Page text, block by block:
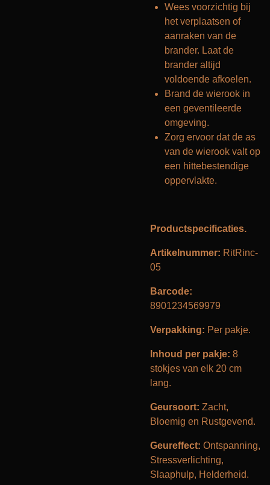
Wees voorzichtig bij
het verplaatsen of
aanraken van de
brander. Laat de
brander altijd
voldoende afkoelen.
Brand de wierook in
een geventileerde
omgeving.
Zorg ervoor dat de as
van de wierook valt op
een hittebestendige
oppervlakte.
Productspecificaties.
Artikelnummer: RitRinc-
05
Barcode:
8901234569979
Verpakking: Per pakje.
Inhoud per pakje: 8
stokjes van elk 20 cm
lang.
Geursoort: Zacht,
Bloemig en Rustgevend.
Geureffect: Ontspanning,
Stressverlichting,
Slaaphulp, Helderheid.